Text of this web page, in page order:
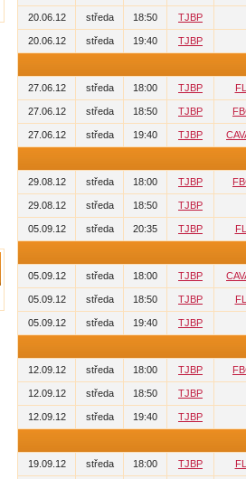
20.06.12 středa 18:50 TJBP
20.06.12 středa 19:40 TJBP
27.06.12 středa 18:00 TJBP
27.06.12 středa 18:50 TJBP
27.06.12 středa 19:40 TJBP
29.08.12 středa 18:00 TJBP
29.08.12 středa 18:50 TJBP
05.09.12 středa 20:35 TJBP
05.09.12 středa 18:00 TJBP
05.09.12 středa 18:50 TJBP
05.09.12 středa 19:40 TJBP
12.09.12 středa 18:00 TJBP
12.09.12 středa 18:50 TJBP
12.09.12 středa 19:40 TJBP
19.09.12 středa 18:00 TJBP